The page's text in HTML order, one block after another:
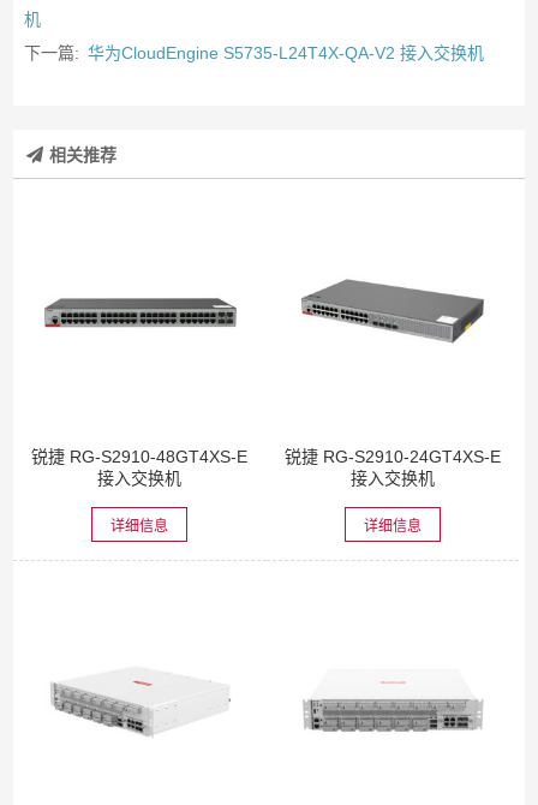
机
下一篇: 华为CloudEngine S5735-L24T4X-QA-V2 接入交换机
相关推荐
锐捷 RG-S2910-48GT4XS-E
接入交换机
详细信息
锐捷 RG-S2910-24GT4XS-E
接入交换机
详细信息